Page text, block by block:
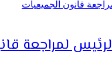
لمراجعة